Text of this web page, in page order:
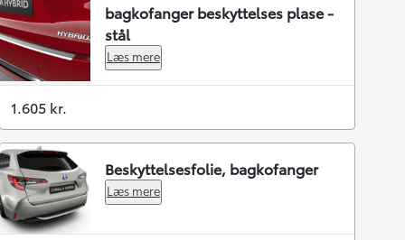
bagkofanger beskyttelses plase -
stål
Læs mere
1.605 kr.
Beskyttelsesfolie, bagkofanger
Læs mere